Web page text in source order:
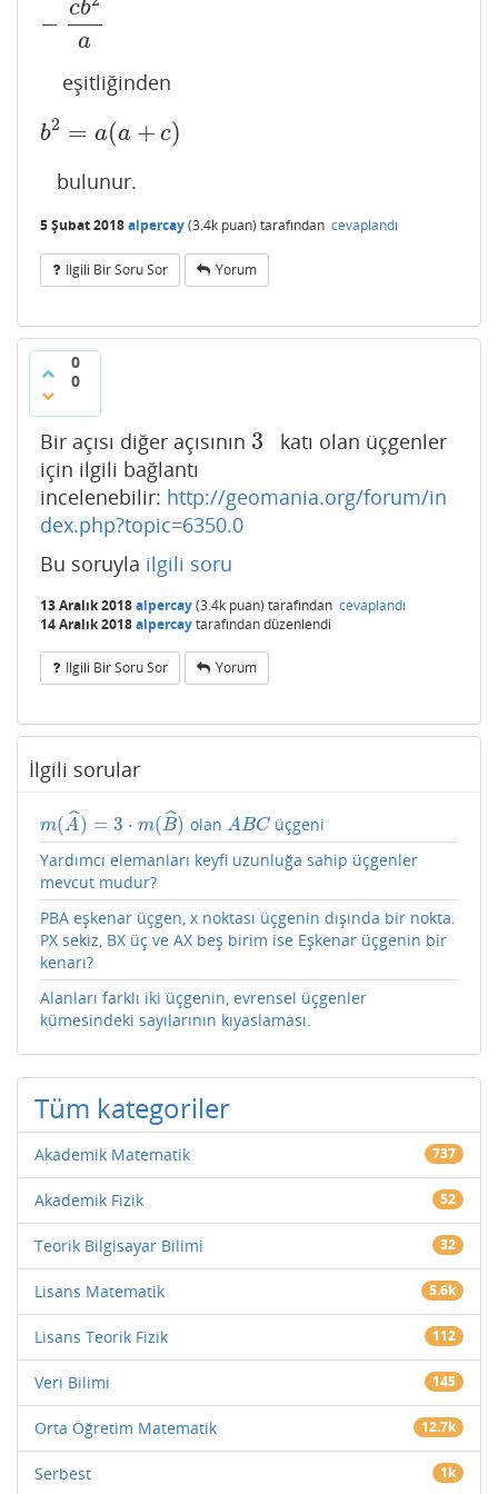
−
cb
a
eşitliğinden
b2 = a(a + c)
b2 =a(a+c)
bulunur.
5 Şubat 2018alpercay(3.4k puan) tarafından cevaplandı
Ilgili Bir Soru Sor Yorum
0
0
Bir açısı diğer açısının 3
3 katı olan üçgenler
için ilgili bağlantı
incelenebilir: http://geomania.org/forum/in
dex.php?topic=6350.0
Bu soruyla ilgili soru
13 Aralık 2018alpercay(3.4k puan) tarafından cevaplandı
14 Aralık 2018alpercaytarafındandüzenlendi
Ilgili Bir Soru Sor Yorum
İlgili sorular
m(A
ˆ) = 3 ⋅ m(B
ˆ)
m(A^)= 3⋅m( B ^) olan ABC
ABC
üçgeni
Yardımcı elemanları keyfi uzunluğa sahip üçgenler
mevcut mudur?
PBA eşkenar üçgen, x noktası üçgenin dışında bir nokta.
PX sekiz, BX üç ve AX beş birim ise Eşkenar üçgenin bir
kenarı?
Alanları farklı iki üçgenin, evrensel üçgenler
kümesindeki sayılarının kıyaslaması.
Tüm kategoriler
Akademik Matematik 737
Akademik Fizik 52
Teorik Bilgisayar Bilimi 32
Lisans Matematik 5.6k
Lisans Teorik Fizik 112
Veri Bilimi 145
Orta Öğretim Matematik 12.7k
Serbest 1k